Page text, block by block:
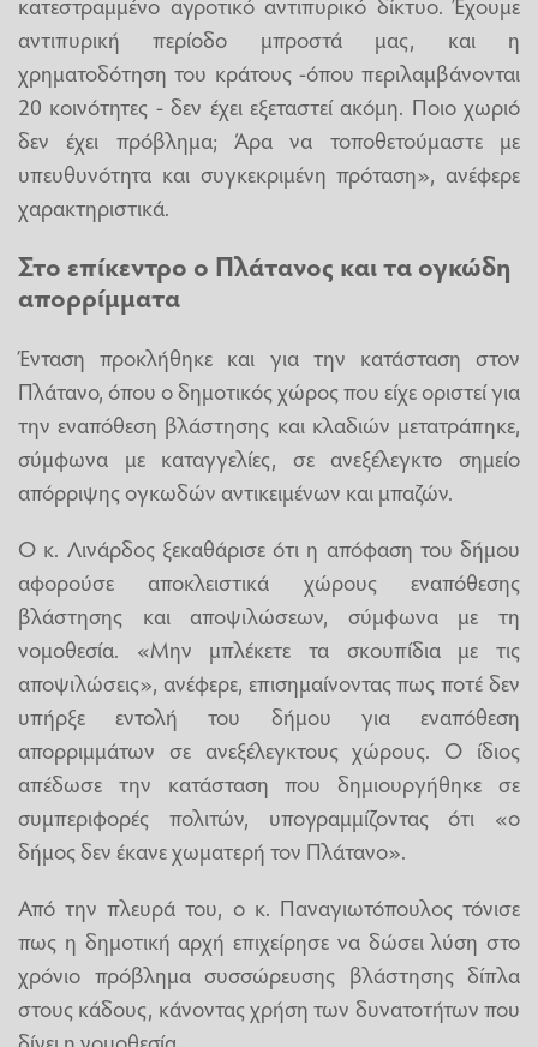
αντιπυρική περίοδο μπροστά μας, και η
χρηματοδότηση του κράτους -όπου περιλαμβάνονται
20 κοινότητες - δεν έχει εξεταστεί ακόμη. Ποιο χωριό
δεν έχει πρόβλημα; Άρα να τοποθετούμαστε με
υπευθυνότητα και συγκεκριμένη πρόταση», ανέφερε
χαρακτηριστικά.
Στο επίκεντρο ο Πλάτανος και τα ογκώδη
απορρίμματα
Ένταση προκλήθηκε και για την κατάσταση στον
Πλάτανο, όπου ο δημοτικός χώρος που είχε οριστεί για
την εναπόθεση βλάστησης και κλαδιών μετατράπηκε,
σύμφωνα με καταγγελίες, σε ανεξέλεγκτο σημείο
απόρριψης ογκωδών αντικειμένων και μπαζών.
Ο κ. Λινάρδος ξεκαθάρισε ότι η απόφαση του δήμου
αφορούσε αποκλειστικά χώρους εναπόθεσης
βλάστησης και αποψιλώσεων, σύμφωνα με τη
νομοθεσία. «Μην μπλέκετε τα σκουπίδια με τις
αποψιλώσεις», ανέφερε, επισημαίνοντας πως ποτέ δεν
υπήρξε εντολή του δήμου για εναπόθεση
απορριμμάτων σε ανεξέλεγκτους χώρους. Ο ίδιος
απέδωσε την κατάσταση που δημιουργήθηκε σε
συμπεριφορές πολιτών, υπογραμμίζοντας ότι «ο
δήμος δεν έκανε χωματερή τον Πλάτανο».
Από την πλευρά του, ο κ. Παναγιωτόπουλος τόνισε
πως η δημοτική αρχή επιχείρησε να δώσει λύση στο
χρόνιο πρόβλημα συσσώρευσης βλάστησης δίπλα
στους κάδους, κάνοντας χρήση των δυνατοτήτων που